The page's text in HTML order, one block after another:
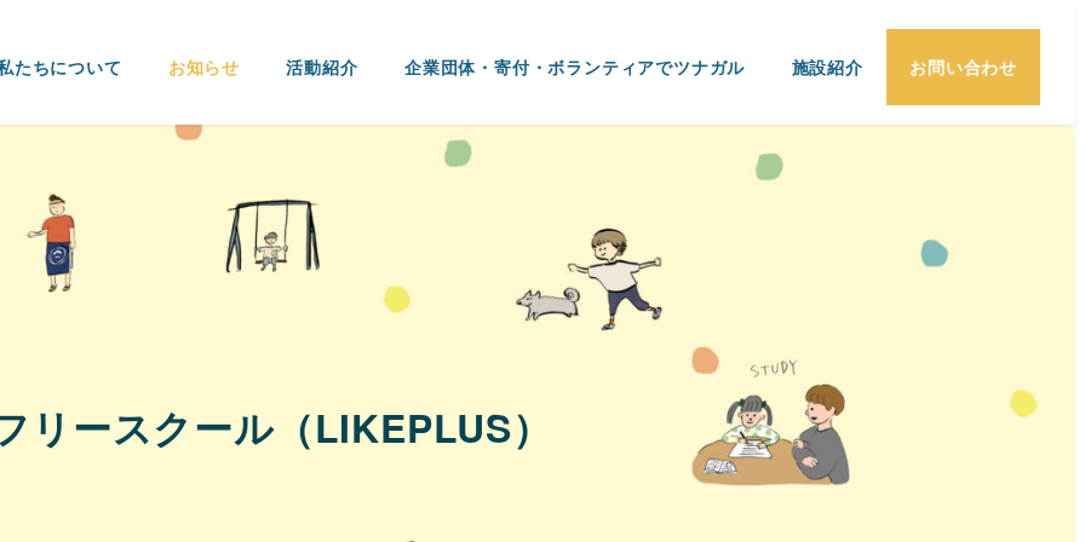
たちについて お知らせ 活動紹介 企業団体・寄付・ボランティアでツナガル 施設紹介 お問い合わせ
リースクール（LIKEPLUS）